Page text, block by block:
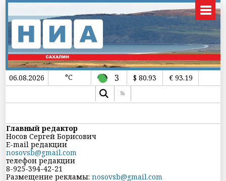
06.08.2026 °C 3 $ 80.93 € 93.19
Главный редактор
Носов Сергей Борисович
E-mailредакции
nosovsb@gmail.com
телефон редакции
8-925-394-42-21
Размещение рекламы:nosovsb@gmail.com